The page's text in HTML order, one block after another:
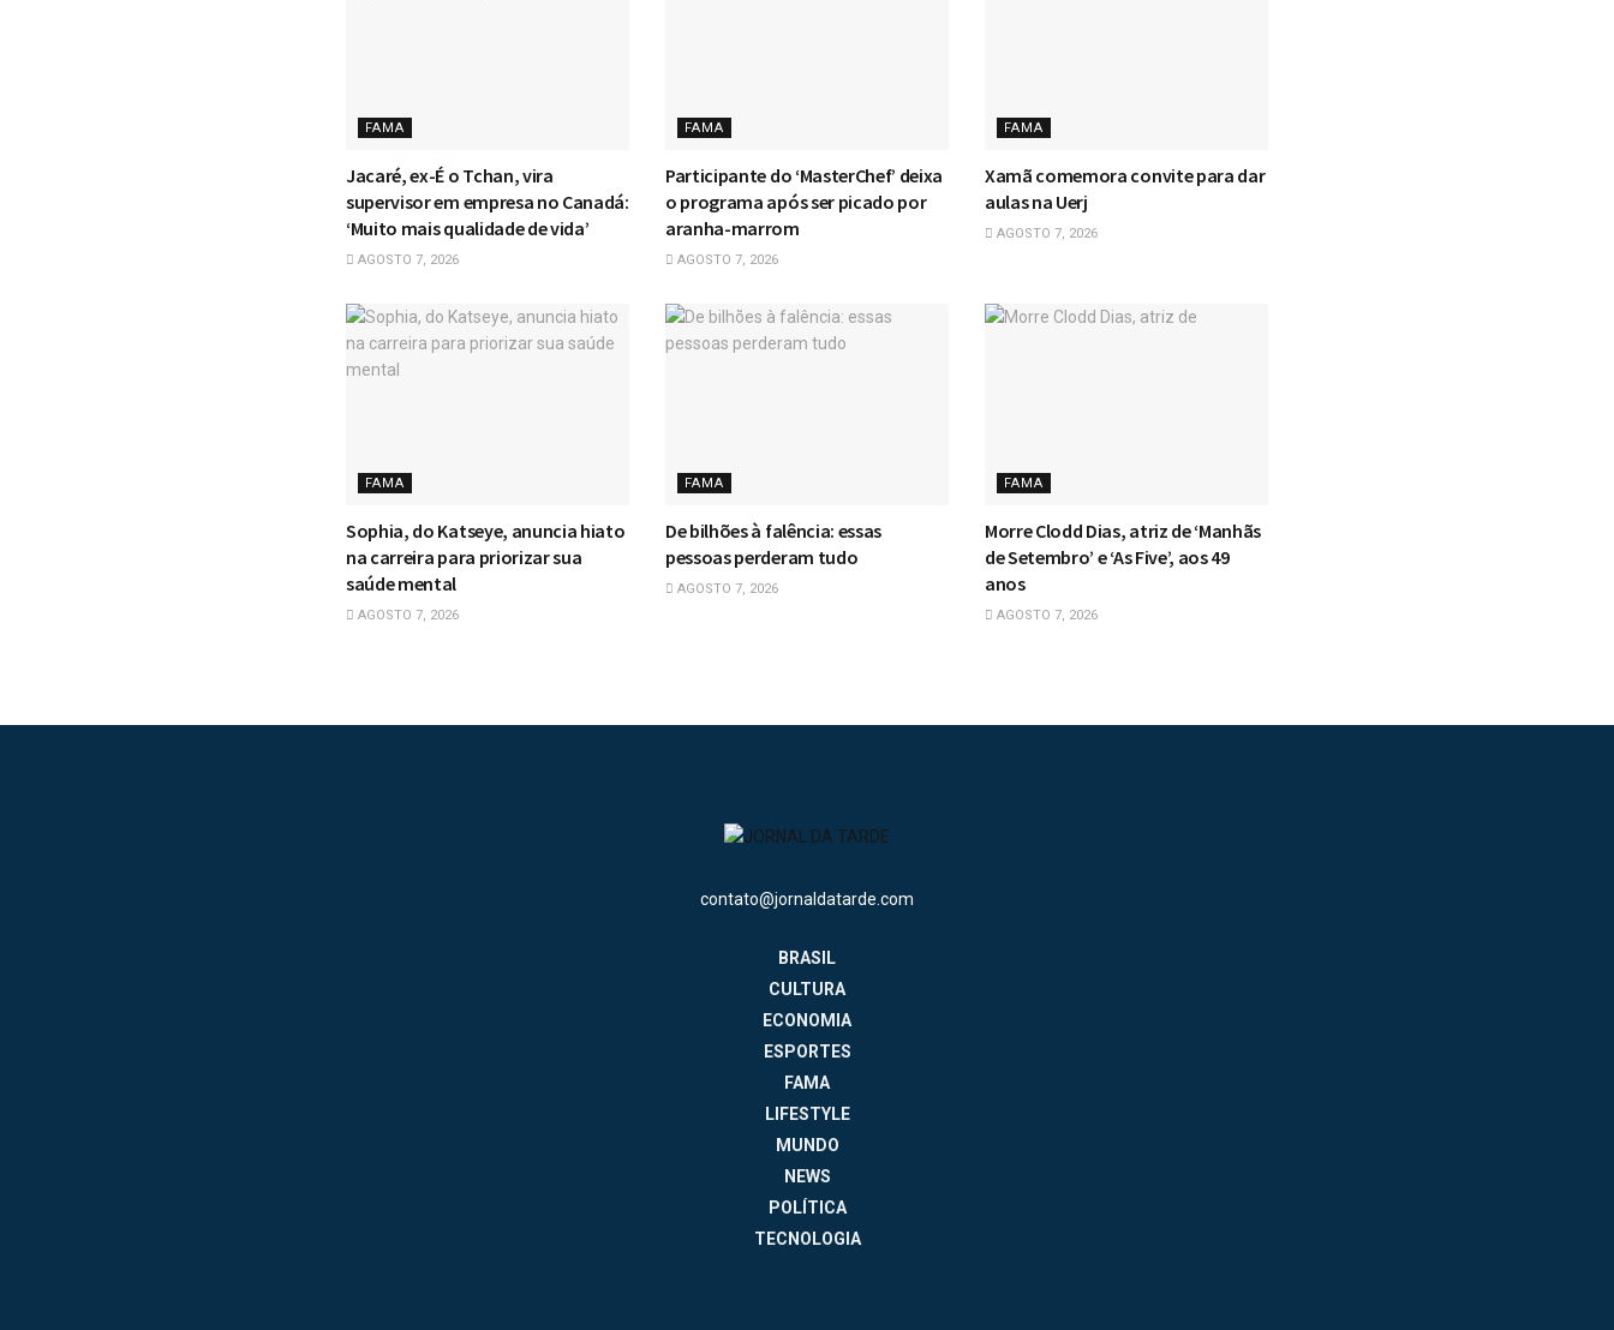
FAMA
Jacaré, ex-É o Tchan, vira
supervisor em empresa no Canadá:
‘Muito mais qualidade de vida’
AGOSTO 7, 2026
FAMA
Participante do ‘MasterChef’ deixa
o programa após ser picado por
aranha-marrom
AGOSTO 7, 2026
FAMA
Xamã comemora convite para dar
aulas na Uerj
AGOSTO 7, 2026
FAMA
Sophia, do Katseye, anuncia hiato
na carreira para priorizar sua
saúde mental
AGOSTO 7, 2026
FAMA
De bilhões à falência: essas
pessoas perderam tudo
AGOSTO 7, 2026
FAMA
Morre Clodd Dias, atriz de ‘Manhãs
de Setembro’ e ‘As Five’, aos 49
anos
AGOSTO 7, 2026
contato@jornaldatarde.com
BRASIL
CULTURA
ECONOMIA
ESPORTES
FAMA
LIFESTYLE
MUNDO
NEWS
POLÍTICA
TECNOLOGIA